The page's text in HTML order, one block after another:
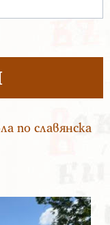
по славянска